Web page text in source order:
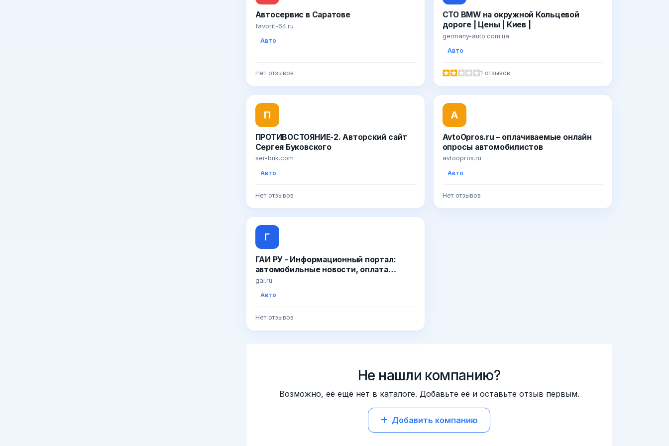
Автосервис в Саратове
favorit-64.ru
Авто
Нет отзывов
СТО BMW на окружной Кольцевой
дороге | Цены | Киев |
germany-auto.com.ua
Авто
1 отзывов
П
ПРОТИВОСТОЯНИЕ-2. Авторский сайт
Сергея Буковского
ser-buk.com
Авто
Нет отзывов
A
AvtoOpros.ru – оплачиваемые онлайн
опросы автомобилистов
avtoopros.ru
Авто
Нет отзывов
Г
ГАИ РУ - Информационный портал:
автомобильные новости, оплата
штрафов ГИБДД | Форум
информация для автовладель
gai.ru
Авто
Нет отзывов
Не нашли компанию?
Возможно, её ещё нет в каталоге. Добавьте её и оставьте отзыв первым.
Добавить компанию